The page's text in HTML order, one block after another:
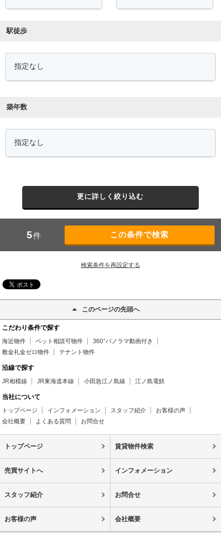
駅徒歩
築年数
更に詳しく絞り込む
5件
検索条件を再設定する
このページの先頭へ
こだわり条件で探す
海近物件 ペット相談可物件
360°パノラマ動画付き
敷金礼金ゼロ物件
テナント物件
沿線で探す
JR相模線 JR東海道本線 小田急江ノ島線 江ノ島電鉄
当社について
トップページ インフォメーション スタッフ紹介
お客様の声
会社概要
よくある質問 お問合せ
トップページ 賃貸物件検索
売買サイトへ インフォメーション
スタッフ紹介 お問合せ
お客様の声 会社概要